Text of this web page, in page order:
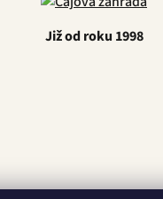
Již od roku 1998